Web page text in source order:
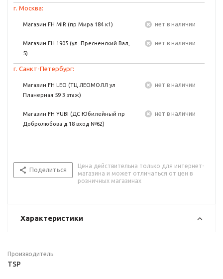
г. Москва:
Магазин FH MIR (пр Мира 184 к1) Нет в наличии
Магазин FH 1905 (ул. Пресненский Вал,
5)
Нет в наличии
г. Санкт-Петербург:
Магазин FH LEO (ТЦ ЛЕОМОЛЛ ул
Планерная 59 3 этаж)
Нет в наличии
Магазин FH YUBI (ДС Юбилейный пр
Добролюбова д.18 вход №62)
Нет в наличии
Поделиться
Цена действительна только для интернет-
магазина и может отличаться от цен в
розничных магазинах
Характеристики
Производитель
TSP